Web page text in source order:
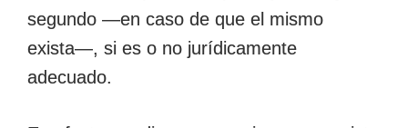
segundo ―en caso de que el mismo
exista―, si es o no jurídicamente
adecuado.